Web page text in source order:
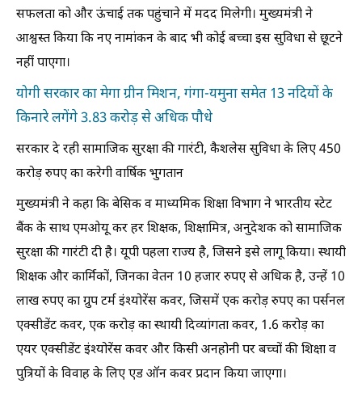
सफलता को और ऊंचाई तक पहुंचाने में मदद मिलेगी। मुख्यमंत्री ने
आश्वस्त किया कि नए नामांकन के बाद भी कोई बच्चा इस सुविधा से छूटने
नहीं पाएगा।
योगी सरकार का मेगा ग्रीन मिशन, गंगा-यमुना समेत 13 नदियों के
किनारे लगेंगे 3.83 करोड़ से अधिक पौधे
सरकार दे रही सामाजिक सुरक्षा की गारंटी, कैशलेस सुविधा के लिए 450
करोड़ रुपए का करेगी वार्षिक भुगतान
मुख्यमंत्री ने कहा कि बेसिक व माध्यमिक शिक्षा विभाग ने भारतीय स्टेट
बैंक के साथ एमओयू कर हर शिक्षक, शिक्षामित्र, अनुदेशक को सामाजिक
सुरक्षा की गारंटी दी है। यूपी पहला राज्य है, जिसने इसे लागू किया। स्थायी
शिक्षक और कार्मिकों, जिनका वेतन 10 हजार रुपए से अधिक है, उन्हें 10
लाख रुपए का ग्रुप टर्म इंश्योरेंस कवर, जिसमें एक करोड़ रुपए का पर्सनल
एक्सीडेंट कवर, एक करोड़ का स्थायी दिव्यांगता कवर, 1.6 करोड़ का
एयर एक्सीडेंट इंश्योरेंस कवर और किसी अनहोनी पर बच्चों की शिक्षा व
पुत्रियों के विवाह के लिए एड ऑन कवर प्रदान किया जाएगा।